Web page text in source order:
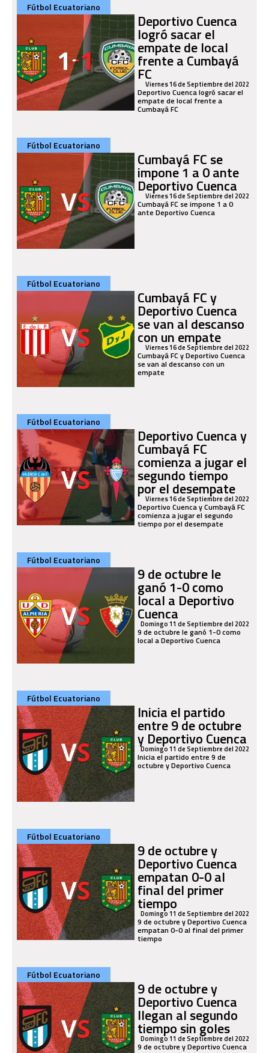
Fútbol Ecuatoriano
Deportivo Cuenca
logró sacar el
empate de local
frente a Cumbayá
FCViernes 16 de Septiembre del 2022
Deportivo Cuenca logró sacar el
empate de local frente a
Cumbayá FC
Fútbol Ecuatoriano
Cumbayá FC se
impone 1 a 0 ante
Deportivo Cuenca
Viernes 16 de Septiembre del 2022
Cumbayá FC se impone 1 a 0
ante Deportivo Cuenca
Fútbol Ecuatoriano
Cumbayá FC y
Deportivo Cuenca
se van al descanso
con un empate
Viernes 16 de Septiembre del 2022
Cumbayá FC y Deportivo Cuenca
se van al descanso con un
empate
Fútbol Ecuatoriano
Deportivo Cuenca y
Cumbayá FC
comienza a jugar el
segundo tiempo
por el desempate
Viernes 16 de Septiembre del 2022
Deportivo Cuenca y Cumbayá FC
comienza a jugar el segundo
tiempo por el desempate
Fútbol Ecuatoriano
9 de octubre le
ganó 1-0 como
local a Deportivo
Cuenca
Domingo 11 de Septiembre del 2022
9 de octubre le ganó 1-0 como
local a Deportivo Cuenca
Fútbol Ecuatoriano
Inicia el partido
entre 9 de octubre
y Deportivo Cuenca
Domingo 11 de Septiembre del 2022
Inicia el partido entre 9 de
octubre y Deportivo Cuenca
Fútbol Ecuatoriano
9 de octubre y
Deportivo Cuenca
empatan 0-0 al
final del primer
tiempo
Domingo 11 de Septiembre del 2022
9 de octubre y Deportivo Cuenca
empatan 0-0 al final del primer
tiempo
Fútbol Ecuatoriano
9 de octubre y
Deportivo Cuenca
llegan al segundo
tiempo sin goles
Domingo 11 de Septiembre del 2022
9 de octubre y Deportivo Cuenca